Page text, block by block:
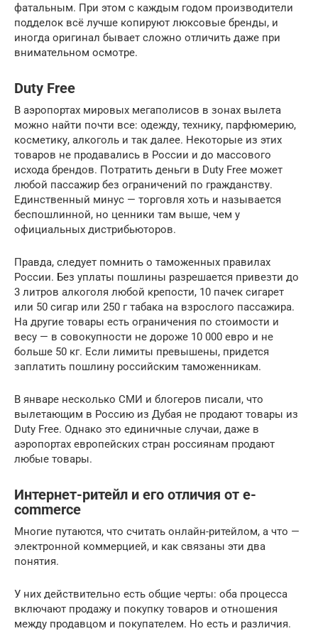
фатальным. При этом с каждым годом производители
подделок всё лучше копируют люксовые бренды, и
иногда оригинал бывает сложно отличить даже при
внимательном осмотре.
Duty Free
В аэропортах мировых мегаполисов в зонах вылета
можно найти почти все: одежду, технику, парфюмерию,
косметику, алкоголь и так далее. Некоторые из этих
товаров не продавались в России и до массового
исхода брендов. Потратить деньги в Duty Free может
любой пассажир без ограничений по гражданству.
Единственный минус — торговля хоть и называется
беспошлинной, но ценники там выше, чем у
официальных дистрибьюторов.
Правда, следует помнить о таможенных правилах
России. Без уплаты пошлины разрешается привезти до
3 литров алкоголя любой крепости, 10 пачек сигарет
или 50 сигар или 250 г табака на взрослого пассажира.
На другие товары есть ограничения по стоимости и
весу — в совокупности не дороже 10 000 евро и не
больше 50 кг. Если лимиты превышены, придется
заплатить пошлину российским таможенникам.
В январе несколько СМИ и блогеров писали, что
вылетающим в Россию из Дубая не продают товары из
Duty Free. Однако это единичные случаи, даже в
аэропортах европейских стран россиянам продают
любые товары.
Интернет-ритейл и его отличия от e-
commerce
Многие путаются, что считать онлайн-ритейлом, а что —
электронной коммерцией, и как связаны эти два
понятия.
У них действительно есть общие черты: оба процесса
включают продажу и покупку товаров и отношения
между продавцом и покупателем. Но есть и различия.